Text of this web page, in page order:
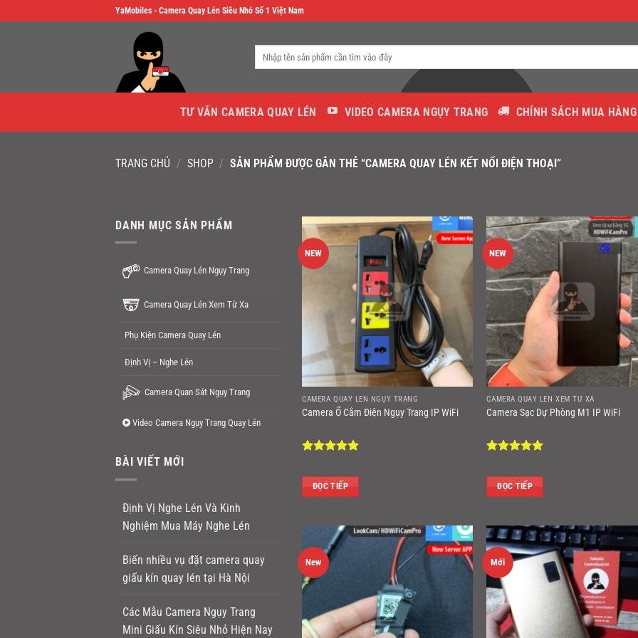
to
YaMobiles - Camera Quay Lén Siêu Nhỏ Số 1 Việt Nam
TƯ VẤN CAMERA QUAY LÉN VIDEO CAMERA NGỤY TRANG CHÍNH SÁCH MUA HÀNG
TRANG CHỦ / SHOP / SẢN PHẨM ĐƯỢC GẮN THẺ “CAMERA QUAY LÉN KẾT NỐI ĐIỆN THOẠI”
DANH MỤC SẢN PHẨM
Camera Quay Lén Ngụy Trang
Camera Quay Lén Xem Từ Xa
Phụ Kiện Camera Quay Lén
Định Vị – Nghe Lén
Camera Quan Sát Ngụy Trang
Video Camera Ngụy Trang Quay Lén
BÀI VIẾT MỚI
Định Vị Nghe Lén Và Kinh
Nghiệm Mua Máy Nghe Lén
Biến nhiều vụ đặt camera quay
giấu kín quay lén tại Hà Nội
Các Mẫu Camera Ngụy Trang
Mini Giấu Kín Siêu Nhỏ Hiện Nay
NEW
CAMERA QUAY LÉN NGỤY TRANG
Camera Ổ Cắm Điện Ngụy Trang IP WiFi
saoĐỌC TIẾP
NEW
CAMERA QUAY LÉN XEM TỪ XA
Camera Sạc Dự Phòng M1 IP WiFi
saoĐỌC TIẾP
New Mới